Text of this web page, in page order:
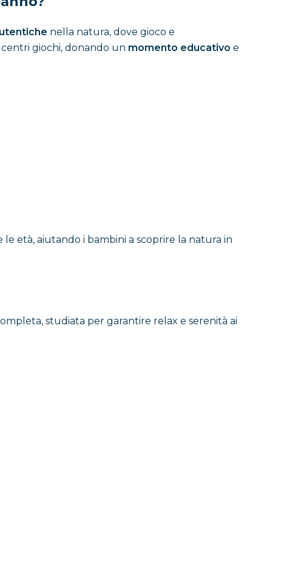
nella natura, dove gioco e
giochi, donando un momento educativo e
età, aiutando i bambini a scoprire la natura in
studiata per garantire relax e serenità ai